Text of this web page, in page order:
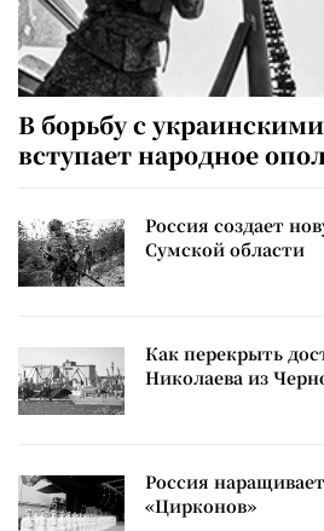
В борьбу с
вступает народное
Россия создает
Сумской области
Как перекрыть
Николаева из
Россия
«Цирконов»